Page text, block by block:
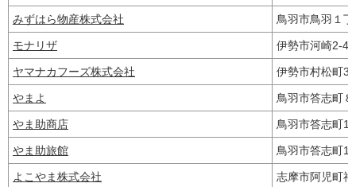
みずはら物産株式会社 鳥羽市鳥羽１
モナリザ 伊勢市河崎2-
ヤマナカフーズ株式会社 伊勢市村松町
やまよ 鳥羽市答志町
やま助商店 鳥羽市答志町
やま助旅館 鳥羽市答志町
よこやま株式会社 志摩市阿児町